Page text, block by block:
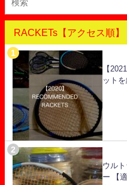
RACKETs【アクセス順】
【
ットを
ウルト
ー 【